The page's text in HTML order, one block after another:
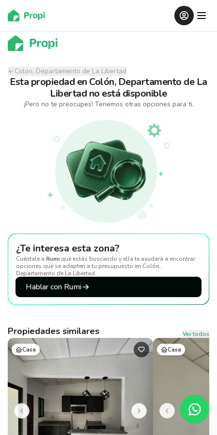
Colón, Departamento de La Libertad
Esta propiedad en Colón, Departamento de La
Libertad no está disponible
¡Pero no te preocupes! Tenemos otras opciones para ti.
¿Te interesa esta zona?
Cuéntale a Rumi qué estás buscando y ella te ayudará a encontrar
opciones que se adapten a tu presupuesto en Colón,
Departamento de La Libertad.
Hablar con Rumi
Propiedades similares
Ver todos
Casa
Casa